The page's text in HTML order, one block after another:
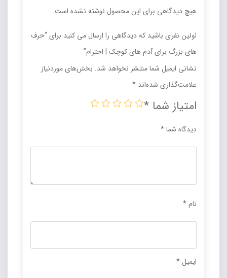
هیچ دیدگاهی برای این محصول نوشته نشده است.
اولین نفری باشید که دیدگاهی را ارسال می کنید برای “حرف
های بزرگ برای آدم های کوچک | احترام”
نشانی ایمیل شما منتشر نخواهد شد. بخش‌های موردنیاز
علامت‌گذاری شده‌اند *
امتیاز شما *
دیدگاه شما*
نام*
ایمیل*